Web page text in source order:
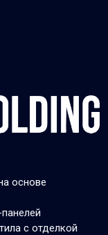
основе
с отделкой